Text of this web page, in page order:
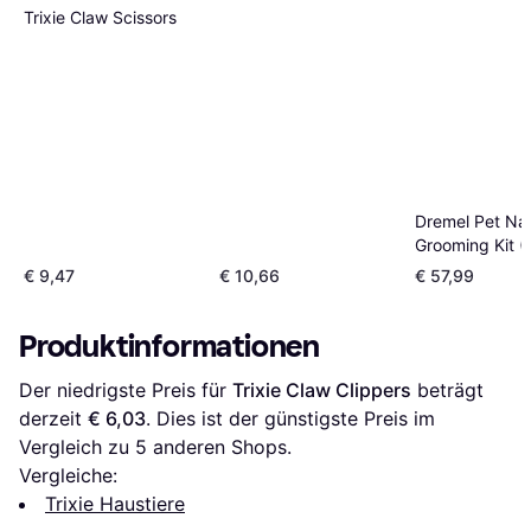
Trixie Claw Scissors
€ 9,47 € 10,66
Dremel Pet
Grooming Kit
PGK)
€ 57,99
Produktinformationen
Der niedrigste Preis für Trixie Claw Clippers beträgt
derzeit € 6,03. Dies ist der günstigste Preis im
Vergleich zu 5 anderen Shops.
Vergleiche:
Trixie Haustiere